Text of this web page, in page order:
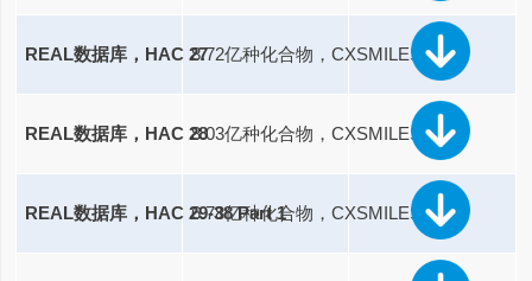
REAL数据库，HAC 278.72亿种化合物，CXSMILES
REAL数据库，HAC 288.03亿种化合物，CXSMILES
REAL数据库，HAC 29-38 Part 16.78亿种化合物，CXSMILES